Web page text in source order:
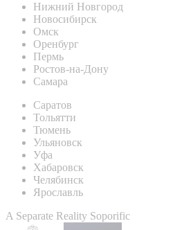
Нижний Новгород
Новосибирск
Омск
Оренбург
Пермь
Ростов-на-Дону
Самара
Саратов
Тольятти
Тюмень
Ульяновск
Уфа
Хабаровск
Челябинск
Ярославль
A Separate Reality Soporific